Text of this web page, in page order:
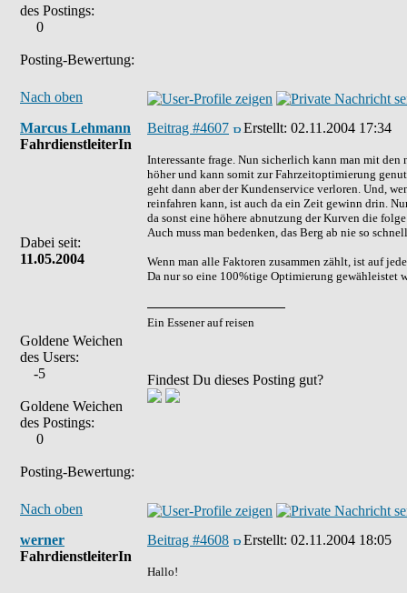
des Postings:
0
Posting-Bewertung:
Nach oben
Marcus Lehmann
FahrdienstleiterIn
Dabei seit:
11.05.2004
Goldene Weichen
des Users:
-5
Goldene Weichen
des Postings:
0
Posting-Bewertung:
Beitrag #4607 Erstellt: 02.11.2004 17:34
Interessante frage. Nun sicherlich kann man mit
höher und kann somit zur Fahrzeitoptimierung
geht dann aber der Kundenservice verloren. Und,
reinfahren kann, ist auch da ein Zeit gewinn drin.
da sonst eine höhere abnutzung der Kurven die
Auch muss man bedenken, das Berg ab nie so
Wenn man alle Faktoren zusammen zählt, ist auf
Da nur so eine 100%tige Optimierung gewähleistet
Ein Essener auf reisen
Findest Du dieses Posting gut?
Nach oben
werner
FahrdienstleiterIn
Beitrag #4608 Erstellt: 02.11.2004 18:05
Hallo!